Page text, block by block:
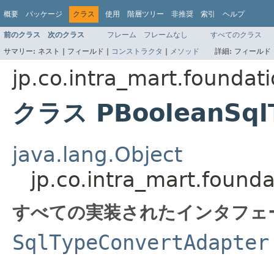
概要 パッケージ クラス 使用 階層ツリー 非推奨 索引 ヘルプ
前のクラス 次のクラス フレーム フレームなし
すべてのクラス
サマリー: ネスト | フィールド | コンストラクタ | メソッド 詳細: フィール
クラス
java.lang.Object
すべての実装されたインタフ
SqlTypeConvertAdapter